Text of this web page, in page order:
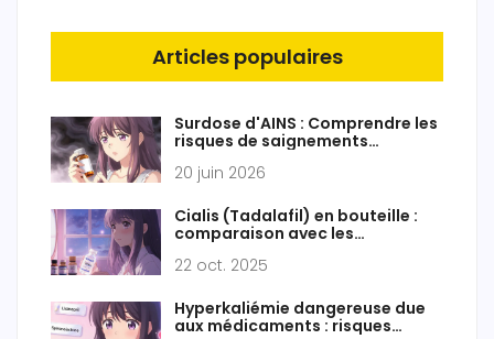
Articles populaires
Surdose d'AINS : Comprendre les
risques de saignements
20 juin 2026
Cialis (Tadalafil) en bouteille :
comparaison avec les
22 oct. 2025
Hyperkaliémie dangereuse due
aux médicaments : risques